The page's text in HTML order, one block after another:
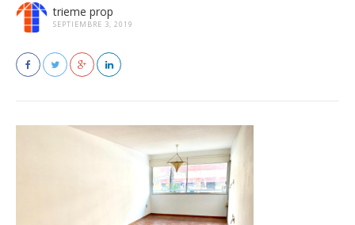
trieme prop
SEPTIEMBRE 3, 2019